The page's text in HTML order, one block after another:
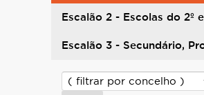
Escalão 2 - Escolas do 2º
Escalão 3 - Secundário,
( filtrar por concelho )